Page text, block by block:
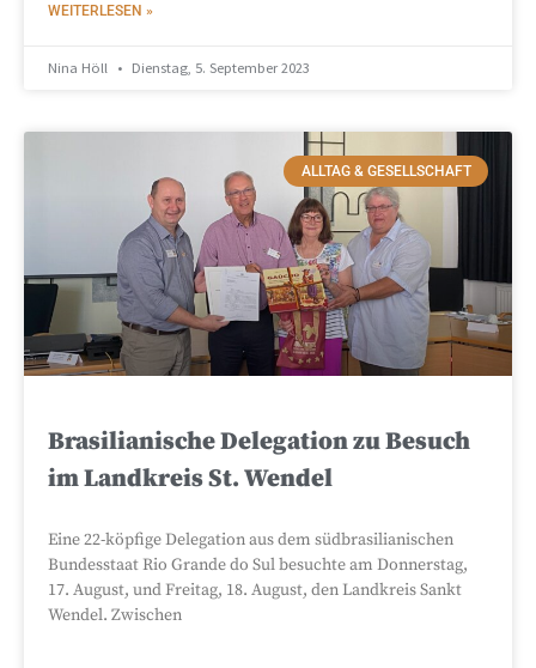
WEITERLESEN »
Nina Höll Dienstag, 5. September 2023
ALLTAG & GESELLSCHAFT
Brasilianische Delegation zu Besuch
im Landkreis St. Wendel
Eine 22-köpfige Delegation aus dem südbrasilianischen
Bundesstaat Rio Grande do Sul besuchte am Donnerstag,
17. August, und Freitag, 18. August, den Landkreis Sankt
Wendel. Zwischen